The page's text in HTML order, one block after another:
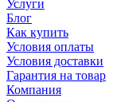
Услуги
Блог
Как купить
Условия оплаты
Условия доставки
Гарантия на товар
Компания